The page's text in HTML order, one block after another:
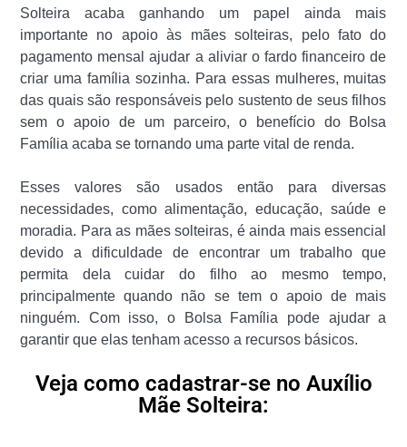
Solteira acaba ganhando um papel ainda mais
importante no apoio às mães solteiras, pelo fato do
pagamento mensal ajudar a aliviar o fardo financeiro de
criar uma família sozinha. Para essas mulheres, muitas
das quais são responsáveis pelo sustento de seus filhos
sem o apoio de um parceiro, o benefício do Bolsa
Família acaba se tornando uma parte vital de renda.
Esses valores são usados então para diversas
necessidades, como alimentação, educação, saúde e
moradia. Para as mães solteiras, é ainda mais essencial
devido a dificuldade de encontrar um trabalho que
permita dela cuidar do filho ao mesmo tempo,
principalmente quando não se tem o apoio de mais
ninguém. Com isso, o Bolsa Família pode ajudar a
garantir que elas tenham acesso a recursos básicos.
Veja como cadastrar-se no Auxílio
Mãe Solteira: